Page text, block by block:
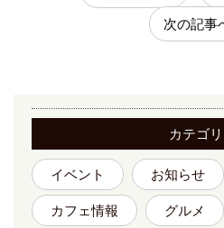
次の記事
カテゴ
イベント お知らせ
カフェ情報 グルメ